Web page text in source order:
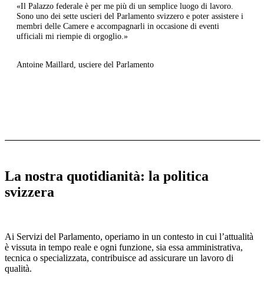
«Il Palazzo federale è per me più di un semplice luogo di lavoro.
Sono uno dei sette uscieri del Parlamento svizzero e poter assistere i
membri delle Camere e accompagnarli in occasione di eventi
ufficiali mi riempie di orgoglio.»​
Antoine Maillard, usciere del Parlamento​​
La nostra quotidianità: la politica
svizzera​​
Ai Servizi del Parlamento, operiamo in un contesto in cui l’attualità
è vissuta in tempo reale e ogni funzione, sia essa amministrativa,
tecnica o specializzata, contribuisce ad assicurare un lavoro di
qualità.​